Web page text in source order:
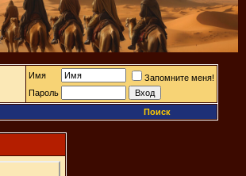
Имя
Запомните меня!
Пароль
Поиск